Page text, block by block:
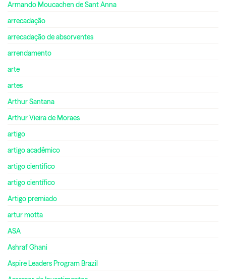
Armando Moucachen de Sant Anna
arrecadação
arrecadação de absorventes
arrendamento
arte
artes
Arthur Santana
Arthur Vieira de Moraes
artigo
artigo acadêmico
artigo cientifico
artigo científico
Artigo premiado
artur motta
ASA
Ashraf Ghani
Aspire Leaders Program Brazil